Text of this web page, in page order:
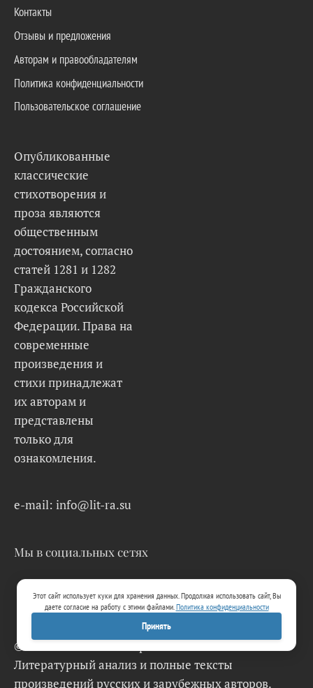
Контакты
Отзывы и предложения
Авторам и правообладателям
Политика конфиденциальности
Пользовательское соглашение
Опубликованные
классические
стихотворения и
проза являются
общественным
достоянием, согласно
статей 1281 и 1282
Гражданского
кодекса Российской
Федерации. Права на
современные
произведения и
стихи принадлежат
их авторам и
представлены
только для
ознакомления.
e-mail: info@lit-ra.su
Мы в социальных сетях
© 2026 Lit-Ra.su. Электронная библиотека.
Литературный анализ и полные тексты
произведений русских и зарубежных авторов.
Этот сайт использует куки для хранения данных. Продолжая использовать сайт, Вы
даете согласие на работу с этими файлами.Политика конфиденциальности
Принять